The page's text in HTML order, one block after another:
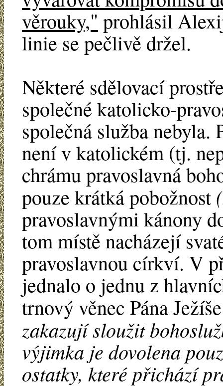
věrouky," prohlásil
linie se pečlivě držel.
Některé sdělovací
společné katolicko-
společná služba nebyla.
není v katolickém (tj.
chrámu pravoslavná
pouze krátká pobožnost
pravoslavnými kánony
tom místě nacházejí
pravoslavnou církví. V
jednalo o jednu z
trnový věnec Pána
zakazují sloužit
výjimka je dovolena
ostatky, které přichází